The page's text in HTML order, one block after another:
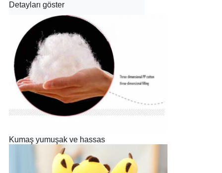
Detayları göster
Kumaş yumuşak ve hassas